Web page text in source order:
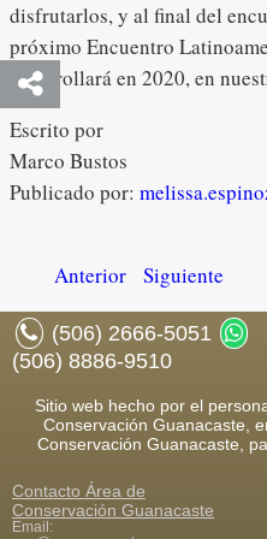
disfrutarlos, y al final del
próximo Encuentro
desarrollará en 2020, en
Escrito por
Marco Bustos
Publicado por:
Anterior Siguiente
(506) 2666-5051
(506) 8886-9510
Sitio web hecho por el
Conservación Guanacaste,
Conservación Guanacaste,
Contacto Área de
Conservación Guanacaste
Email: